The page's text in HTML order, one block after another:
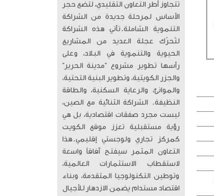
تتجاوز أطر التعاون التقليدي، لتضع حجر
الأساس لمرحلة جديدة من الشراكة
التنموية الشاملة. ​تأتي هذه الشراكة
لتُحرّك عجلة العديد من المشاريع
الحيوية والتنموية في البلاد، وعلى
رأسها تطوير مشروع “مدينة الحرير”
والجزر الكويتية، وتطوير البنية التحتية،
والموانئ، والرعاية السكنية، والطاقة
النظيفة. الشراكة الثنائية مع الصين،
ليست مجرد صفقات اقتصادية، بل هي
رؤية مستقبلية تعزز موقع الكويت
كمركز تجاري ولوجستي إقليمي. ​هذا
التعاون المثمر سيفتح آفاقاً واسعة
لاستقطاب الاستثمارات العالمية،
وتوطين التكنولوجيا المتقدمة، وبناء
اقتصاد مستدام يضمن الازدهار للأجيال